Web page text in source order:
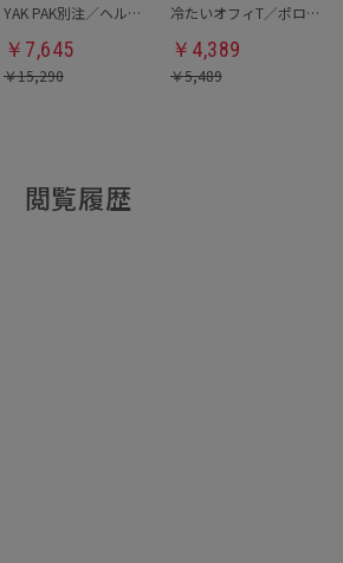
YAK PAK別注／ヘルメットバッグ
￥ 7,645
￥15,290
冷たいオフィT／ポロシャツ
￥ 4,389
￥5,489
閲覧履歴